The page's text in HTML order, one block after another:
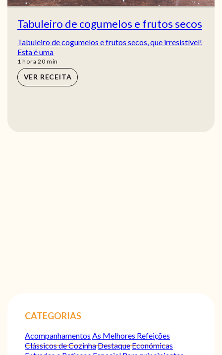
Tabuleiro de cogumelos e frutos secos
Tabuleiro de cogumelos e frutos secos, que irresistível!
Esta é uma
1 hora
hora 20min
min
VER RECEITA
CATEGORIAS
Acompanhamentos As Melhores Refeições
Clássicos de CozinhaDestaqueEconómicas